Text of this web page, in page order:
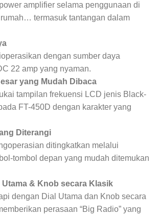
amplifier selama penggunaan di
termasuk tantangan dalam
dengan sumber daya
22 amp yang nyaman.
yang Mudah Dibaca
tampilan frekuensi LCD jenis Black-
FT-450D dengan karakter yang
Diterangi
ditingkatkan melalui
tombol depan yang mudah ditemukan
Utama & Knob secara Klasik
dengan Dial Utama dan Knob secara
perasaan “Big Radio” yang